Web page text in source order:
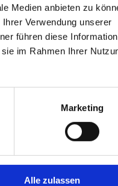
Medien anbieten zu
Verwendung unserer
führen diese
im Rahmen Ihrer
Marketing
Alle zulassen